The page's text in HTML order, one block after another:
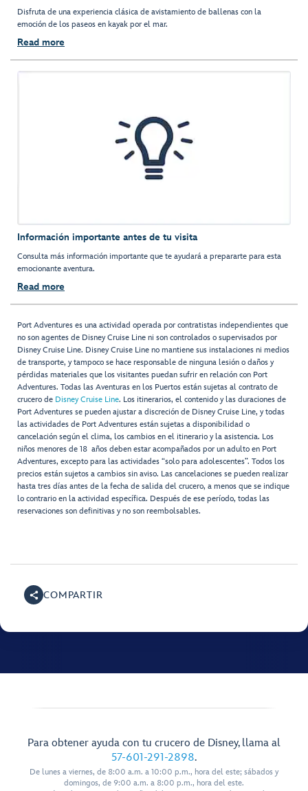
Disfruta de una experiencia clásica de avistamiento de ballenas con la
emoción de los paseos en kayak por el mar.
Read more
Información importante antes de tu visita
Consulta más información importante que te ayudará a prepararte para esta
emocionante aventura.
Read more
Port Adventures es una actividad operada por contratistas independientes que
no son agentes de Disney Cruise Line ni son controlados o supervisados por
Disney Cruise Line. Disney Cruise Line no mantiene sus instalaciones ni medios
de transporte, y tampoco se hace responsable de ninguna lesión o daños y
pérdidas materiales que los visitantes puedan sufrir en relación con Port
Adventures. Todas las Aventuras en los Puertos están sujetas al contrato de
crucero de Disney Cruise Line. Los itinerarios, el contenido y las duraciones de
Port Adventures se pueden ajustar a discreción de Disney Cruise Line, y todas
las actividades de Port Adventures están sujetas a disponibilidad o
cancelación según el clima, los cambios en el itinerario y la asistencia. Los
niños menores de 18 años deben estar acompañados por un adulto en Port
Adventures, excepto para las actividades “solo para adolescentes”. Todos los
precios están sujetos a cambios sin aviso. Las cancelaciones se pueden realizar
hasta tres días antes de la fecha de salida del crucero, a menos que se indique
lo contrario en la actividad específica. Después de ese período, todas las
reservaciones son definitivas y no son reembolsables.
COMPARTIR
Para obtener ayuda con tu crucero de Disney, llama al
57-601-291-2898.
De lunes a viernes, de 8:00 a.m. a 10:00 p.m., hora del este; sábados y
domingos, de 9:00 a.m. a 8:00 p.m., hora del este.